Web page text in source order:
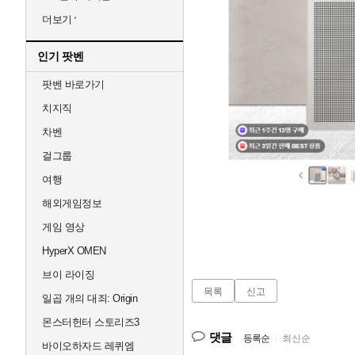
더보기
인기 팟벤
팟벤 바로가기
치지직
차벤
걸그룹
여행
해외게임정보
게임 영상
HyperX OMEN
브이 라이징
일곱 개의 대죄: Origin
몬스터헌터 스토리즈3
바이오하자드 레퀴엠
목록 신고
댓글 등록순 최신순